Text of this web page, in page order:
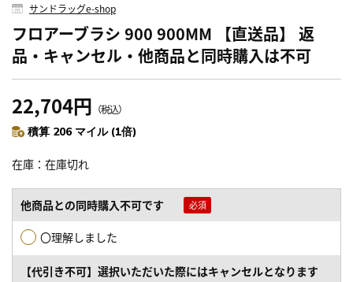
サンドラッグe-shop
フロアーブラシ 900 900MM 【直送品】 返
品・キャンセル・他商品と同時購入は不可
22,704円 （税込）
積算 206 マイル (1倍)
在庫 在庫切れ
他商品との同時購入不可です
〇理解しました
【代引き不可】選択いただいた際にはキャンセルとなります